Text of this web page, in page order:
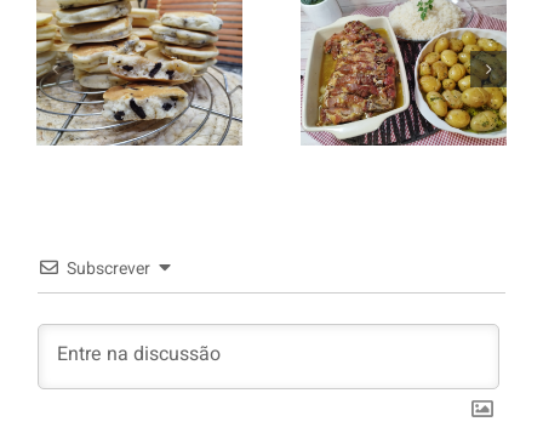
Panquecas
com Oreo
Entrecosto
italiano c/
batata a
murro e
Subscrever